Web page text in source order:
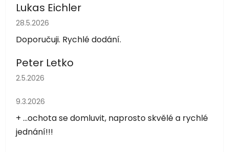
Lukas Eichler
Hodnocení obchodu je 5 z 5 hvězdiček.
28.5.2026
Doporučuji. Rychlé dodání.
Peter Letko
Hodnocení obchodu je 5 z 5 hvězdiček.
2.5.2026
Hodnocení obchodu je 5 z 5 hvězdiček.
9.3.2026
+ ...ochota se domluvit, naprosto skvělé a rychlé
jednání!!!